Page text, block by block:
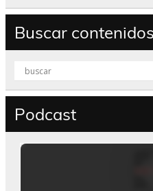
Buscar contenidos
Podcast